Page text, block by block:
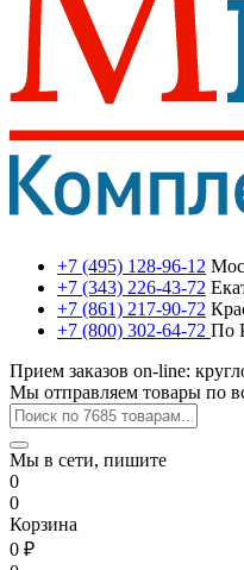
+7 (495) 128-96-12
+7 (343) 226-43-72
+7 (861) 217-90-72
+7 (800) 302-64-72 По
Прием заказов on-line:
Мы отправляем товары по
Мы в сети, пишите
0
0
Корзина
0 ₽